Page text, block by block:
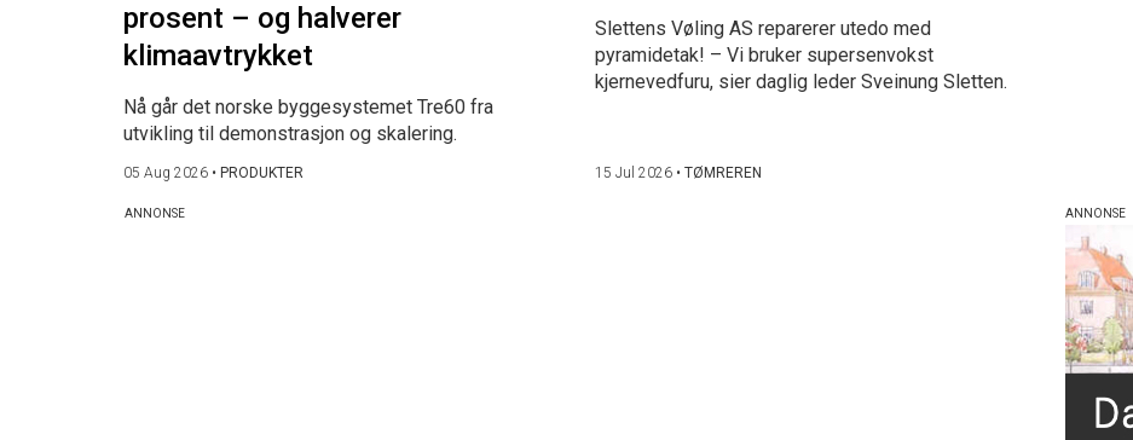
prosent – og halverer
klimaavtrykket
Nå går det norske byggesystemet Tre60 fra
utvikling til demonstrasjon og skalering.
05 Aug 2026 • PRODUKTER
Slettens Vøling AS reparerer utedo med
pyramidetak! – Vi bruker supersenvokst
kjernevedfuru, sier daglig leder Sveinung Sletten.
15 Jul 2026• TØMREREN